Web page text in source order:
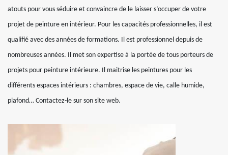
atouts pour vous séduire et convaincre de le laisser s’occuper de votre
projet de peinture en intérieur. Pour les capacités professionnelles, il est
qualifié avec des années de formations. Il est professionnel depuis de
nombreuses années. Il met son expertise à la portée de tous porteurs de
projets pour peinture intérieure. Il maitrise les peintures pour les
différents espaces intérieurs : chambres, espace de vie, calle humide,
plafond… Contactez-le sur son site web.